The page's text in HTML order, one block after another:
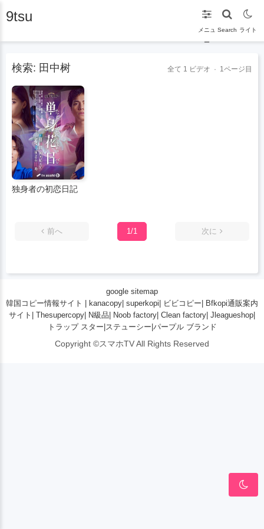
9tsu
メニュ
ー
Search ライト
検索: 田中树 全て 1 ビデオ · 1ページ目
独身者の初恋日記
前へ 1/1 次に
google sitemap
韓国コピー情報サイト
kanacopy superkopi ビビコピー
Bfkopi通販案内
サイト
Thesupercopy N級品 Noob factory Clean factory Jleagueshop
トラップ スター ステューシー パープル ブランド
Copyright ©スマホTV All Rights Reserved